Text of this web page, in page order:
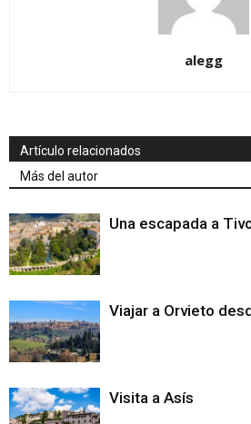
alegg
Artículo relacionados
Más del autor
Una escapada a
Viajar a Orvieto
Visita a Asís